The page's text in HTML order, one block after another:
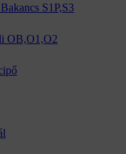
S1P,S3
OB,O1,O2